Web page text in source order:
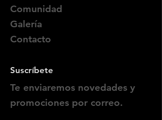
Comunidad
Galería
Contacto
Suscríbete
Te enviaremos novedades y
promociones por correo.